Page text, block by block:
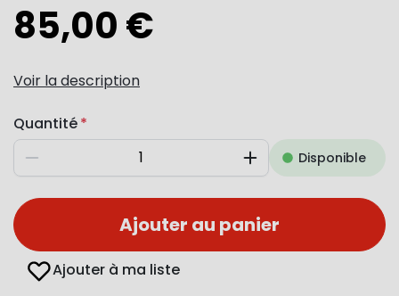
85,00 €
Voir la description
Quantité
Diminuer AugmenterDisponible
Ajouter au panier
Ajouter à ma liste